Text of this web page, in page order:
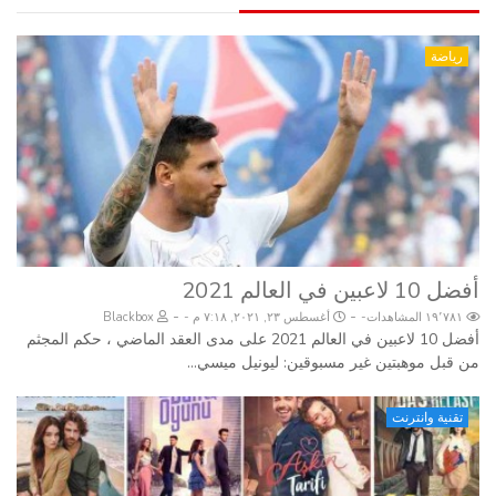
رياضة
أفضل 10 لاعبين في العالم 2021
- أغسطس ٢٣, ٢٠٢١, ٧:١٨ م -
أفضل 10 لاعبين في العالم 2021 على مدى العقد الماضي ، حكم المجثم
من قبل موهبتين غير مسبوقين: ليونيل ميسي...
تقنية وانترنت